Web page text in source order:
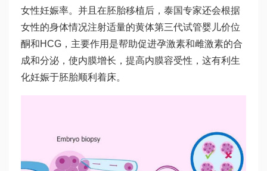
女性妊娠率。并且在胚胎移植后，泰国专家还会根据
女性的身体情况注射适量的黄体第三代试管婴儿价位
酮和HCG，主要作用是帮助促进孕激素和雌激素的合
成和分泌，使内膜增长，提高内膜容受性，这有利 生
化妊娠于胚胎顺利着床。